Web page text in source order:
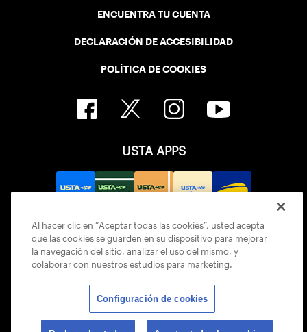
ENCUENTRA TU CUENTA
DECLARACIÓN DE ACCESIBILIDAD
POLÍTICA DE COOKIES
USTA APPS
© 2026 USTA ALL RIGHTS RESERVED
Al hacer clic en “Aceptar todas las cookies”, usted acepta
que las cookies se guarden en su dispositivo para mejorar
la navegación del sitio, analizar el uso del mismo, y
colaborar con nuestros estudios para marketing.
Configuración de cookies